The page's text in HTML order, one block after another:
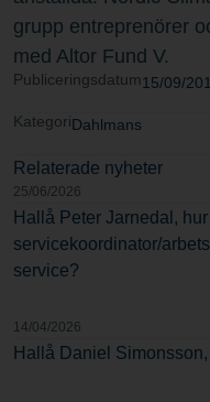
Publiceringsdatum15/09/
KategoriDahlmans
Relaterade nyheter
25/06/2026
Hallå Peter Jarnedal,
servicekoordinator/
service?
14/04/2026
Hallå Daniel
grupp entreprenörer
med Altor Fund V.